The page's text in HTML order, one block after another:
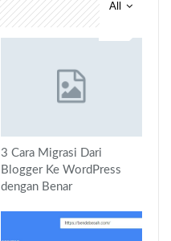
All
3 Cara Migrasi Dari
Blogger Ke WordPress
dengan Benar